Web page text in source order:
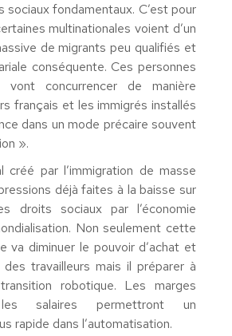
fondamentaux. C’est pour
multinationales voient d’un
de migrants peu qualifiés et
conséquente. Ces personnes
vont concurrencer de manière
français et les immigrés installés
dans un mode précaire souvent
».
créé par l’immigration de masse
déjà faites à la baisse sur
droits sociaux par l’économie
Non seulement cette
va diminuer le pouvoir d’achat et
travailleurs mais il préparer à
robotique. Les marges
salaires permettront un
rapide dans l’automatisation.